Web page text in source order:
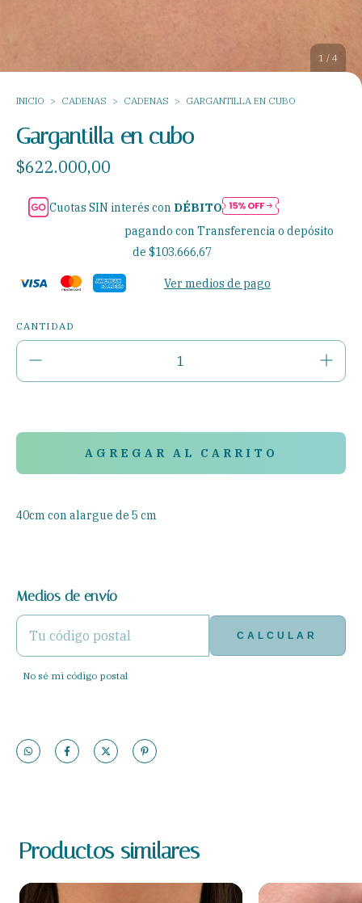
1 / 4
INICIO > CADENAS > CADENAS > GARGANTILLA EN CUBO
Gargantilla en cubo
$622.000,00
Cuotas SIN interés con DÉBITO
pagando con Transferencia o depósito
de $103.666,67
Ver medios de pago
CANTIDAD
40cm con alargue de 5 cm
ENTREGAS PARA EL CP:
Medios de envío
CALCULAR
No sé mi código postal
Productos similares